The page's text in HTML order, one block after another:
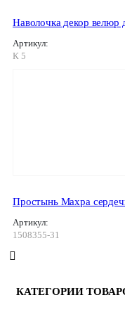
Наволочка декор велюр
Артикул:
К 5
Простынь Махра
Артикул:
1508355-31
КАТЕГОРИИ